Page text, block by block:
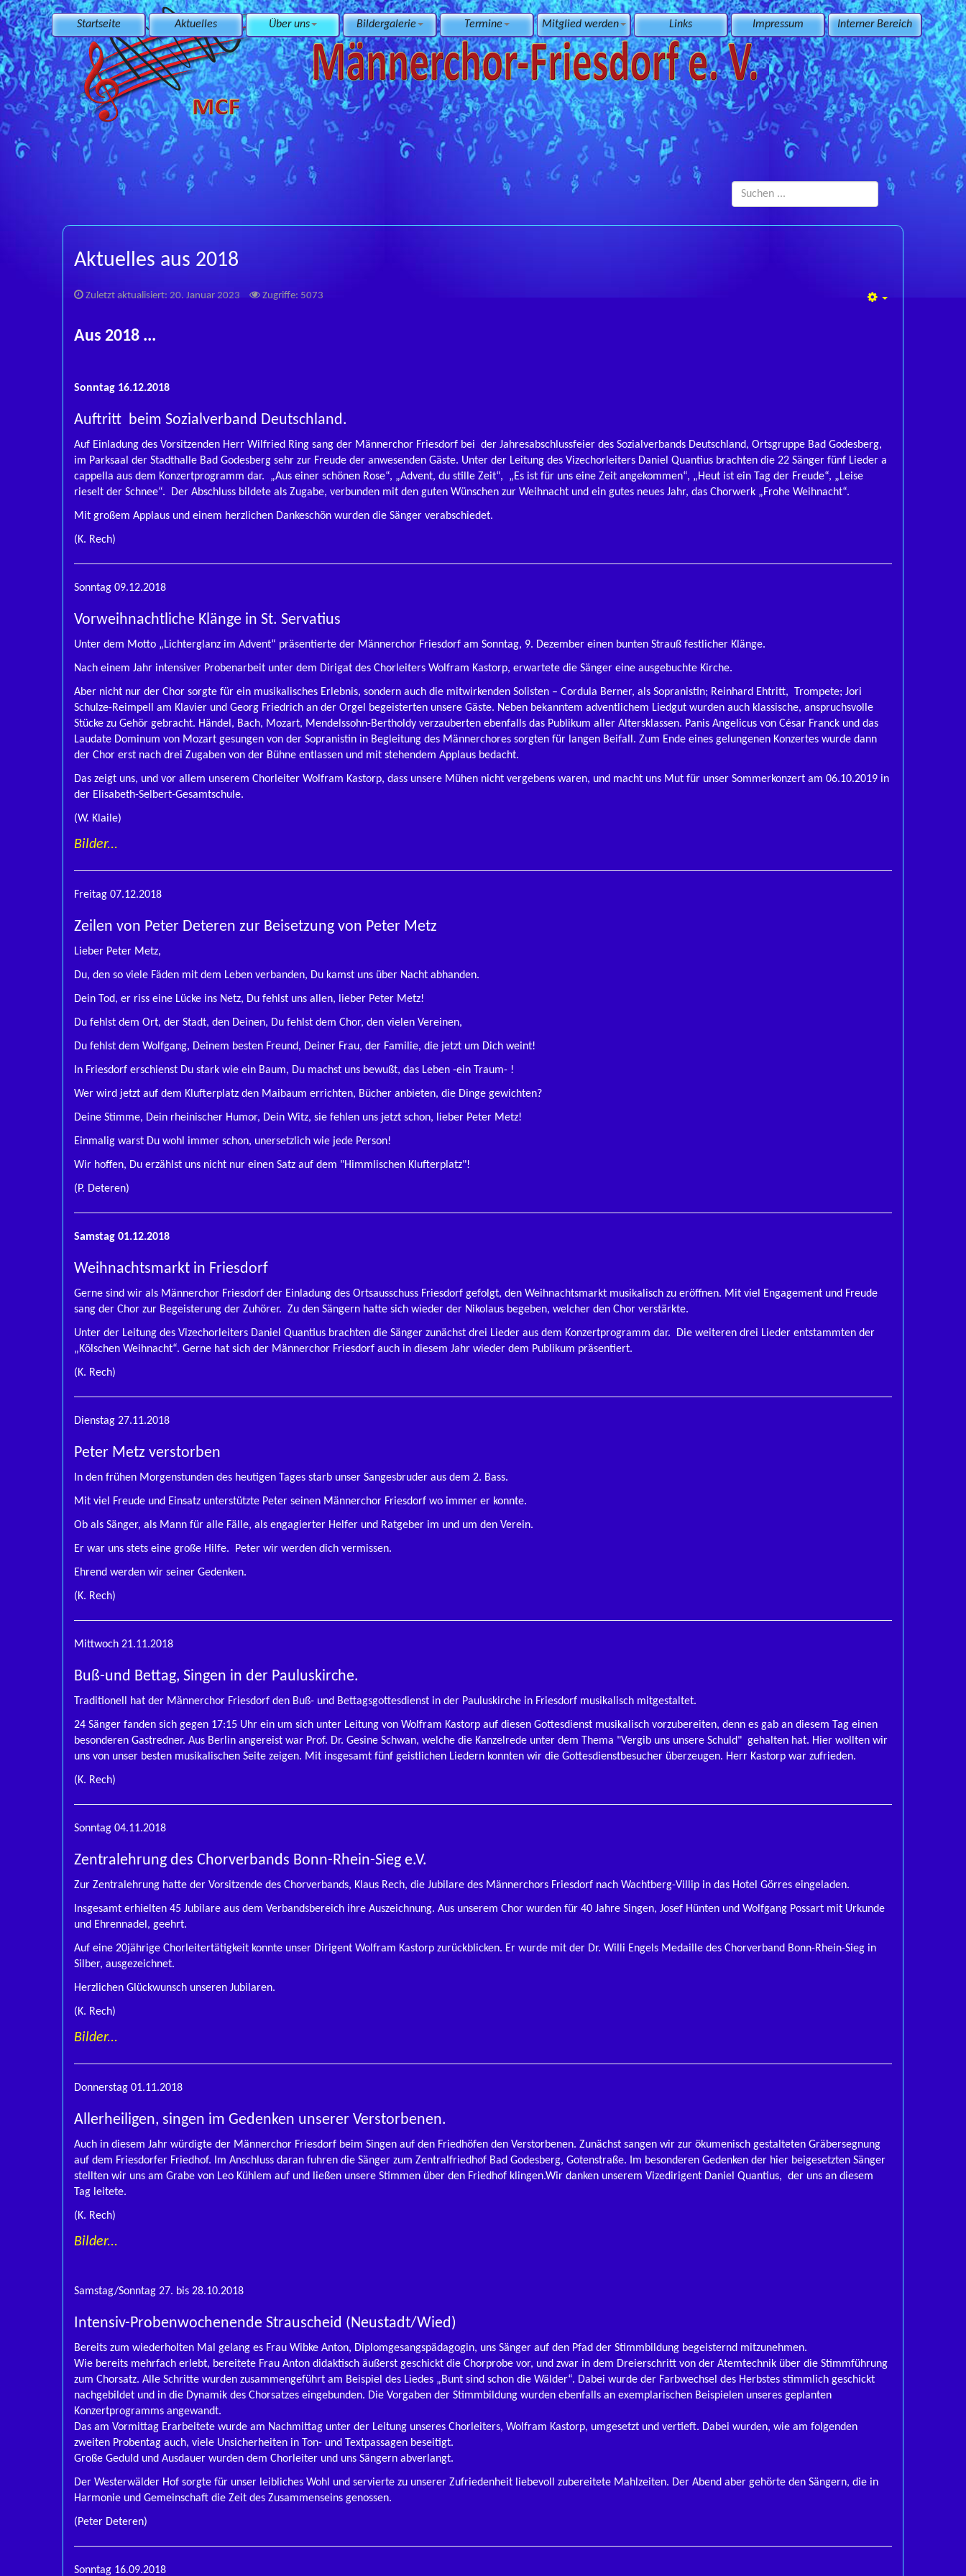
Startseite Aktuelles Über uns Bildergalerie Termine Mitglied werden Links Impressum Interner Bereich
Suchen
...
Aktuelles aus 2018
Zuletzt aktualisiert: 20. Januar 2023 Zugriffe: 5073
Aus 2018 ...
Sonntag 16.12.2018
Auftritt beim Sozialverband Deutschland.
Auf Einladung des Vorsitzenden Herr Wilfried Ring sang der Männerchor Friesdorf bei der Jahresabschlussfeier des Sozialverbands Deutschland, Ortsgruppe Bad Godesberg,
im Parksaal der Stadthalle Bad Godesberg sehr zur Freude der anwesenden Gäste. Unter der Leitung des Vizechorleiters Daniel Quantius brachten die 22 Sänger fünf Lieder a
cappella aus dem Konzertprogramm dar. „Aus einer schönen Rose“, „Advent, du stille Zeit“, „Es ist für uns eine Zeit angekommen“, „Heut ist ein Tag der Freude“, „Leise
rieselt der Schnee“. Der Abschluss bildete als Zugabe, verbunden mit den guten Wünschen zur Weihnacht und ein gutes neues Jahr, das Chorwerk „Frohe Weihnacht“.
Mit großem Applaus und einem herzlichen Dankeschön wurden die Sänger verabschiedet.
(K. Rech)
Sonntag 09.12.2018
Vorweihnachtliche Klänge in St. Servatius
Unter dem Motto „Lichterglanz im Advent“ präsentierte der Männerchor Friesdorf am Sonntag, 9. Dezember einen bunten Strauß festlicher Klänge.
Nach einem Jahr intensiver Probenarbeit unter dem Dirigat des Chorleiters Wolfram Kastorp, erwartete die Sänger eine ausgebuchte Kirche.
Aber nicht nur der Chor sorgte für ein musikalisches Erlebnis, sondern auch die mitwirkenden Solisten – Cordula Berner, als Sopranistin; Reinhard Ehtritt, Trompete; Jori
Schulze-Reimpell am Klavier und Georg Friedrich an der Orgel begeisterten unsere Gäste. Neben bekanntem adventlichem Liedgut wurden auch klassische, anspruchsvolle
Stücke zu Gehör gebracht. Händel, Bach, Mozart, Mendelssohn-Bertholdy verzauberten ebenfalls das Publikum aller Altersklassen. Panis Angelicus von César Franck und das
Laudate Dominum von Mozart gesungen von der Sopranistin in Begleitung des Männerchores sorgten für langen Beifall. Zum Ende eines gelungenen Konzertes wurde dann
der Chor erst nach drei Zugaben von der Bühne entlassen und mit stehendem Applaus bedacht.
Das zeigt uns, und vor allem unserem Chorleiter Wolfram Kastorp, dass unsere Mühen nicht vergebens waren, und macht uns Mut für unser Sommerkonzert am 06.10.2019 in
der Elisabeth-Selbert-Gesamtschule.
(W. Klaile)
Bilder...
Freitag 07.12.2018
Zeilen von Peter Deteren zur Beisetzung von Peter Metz
Lieber Peter Metz,
Du, den so viele Fäden mit dem Leben verbanden, Du kamst uns über Nacht abhanden.
Dein Tod, er riss eine Lücke ins Netz, Du fehlst uns allen, lieber Peter Metz!
Du fehlst dem Ort, der Stadt, den Deinen, Du fehlst dem Chor, den vielen Vereinen,
Du fehlst dem Wolfgang, Deinem besten Freund, Deiner Frau, der Familie, die jetzt um Dich weint!
In Friesdorf erschienst Du stark wie ein Baum, Du machst uns bewußt, das Leben -ein Traum- !
Wer wird jetzt auf dem Klufterplatz den Maibaum errichten, Bücher anbieten, die Dinge gewichten?
Deine Stimme, Dein rheinischer Humor, Dein Witz, sie fehlen uns jetzt schon, lieber Peter Metz!
Einmalig warst Du wohl immer schon, unersetzlich wie jede Person!
Wir hoffen, Du erzählst uns nicht nur einen Satz auf dem "Himmlischen Klufterplatz"!
(P. Deteren)
Samstag 01.12.2018
Weihnachtsmarkt in Friesdorf
Gerne sind wir als Männerchor Friesdorf der Einladung des Ortsausschuss Friesdorf gefolgt, den Weihnachtsmarkt musikalisch zu eröffnen. Mit viel Engagement und Freude
sang der Chor zur Begeisterung der Zuhörer. Zu den Sängern hatte sich wieder der Nikolaus begeben, welcher den Chor verstärkte.
Unter der Leitung des Vizechorleiters Daniel Quantius brachten die Sänger zunächst drei Lieder aus dem Konzertprogramm dar. Die weiteren drei Lieder entstammten der
„Kölschen Weihnacht“. Gerne hat sich der Männerchor Friesdorf auch in diesem Jahr wieder dem Publikum präsentiert.
(K. Rech)
Dienstag 27.11.2018
Peter Metz verstorben
In den frühen Morgenstunden des heutigen Tages starb unser Sangesbruder aus dem 2. Bass.
Mit viel Freude und Einsatz unterstützte Peter seinen Männerchor Friesdorf wo immer er konnte.
Ob als Sänger, als Mann für alle Fälle, als engagierter Helfer und Ratgeber im und um den Verein.
Er war uns stets eine große Hilfe. Peter wir werden dich vermissen.
Ehrend werden wir seiner Gedenken.
(K. Rech)
Mittwoch 21.11.2018
Buß-und Bettag, Singen in der Pauluskirche.
Traditionell hat der Männerchor Friesdorf den Buß- und Bettagsgottesdienst in der Pauluskirche in Friesdorf musikalisch mitgestaltet.
24 Sänger fanden sich gegen 17:15 Uhr ein um sich unter Leitung von Wolfram Kastorp auf diesen Gottesdienst musikalisch vorzubereiten, denn es gab an diesem Tag einen
besonderen Gastredner. Aus Berlin angereist war Prof. Dr. Gesine Schwan, welche die Kanzelrede unter dem Thema "Vergib uns unsere Schuld" gehalten hat. Hier wollten wir
uns von unser besten musikalischen Seite zeigen. Mit insgesamt fünf geistlichen Liedern konnten wir die Gottesdienstbesucher überzeugen. Herr Kastorp war zufrieden.
(K. Rech)
Sonntag 04.11.2018
Zentralehrung des Chorverbands Bonn-Rhein-Sieg e.V.
Zur Zentralehrung hatte der Vorsitzende des Chorverbands, Klaus Rech, die Jubilare des Männerchors Friesdorf nach Wachtberg-Villip in das Hotel Görres eingeladen.
Insgesamt erhielten 45 Jubilare aus dem Verbandsbereich ihre Auszeichnung. Aus unserem Chor wurden für 40 Jahre Singen, Josef Hünten und Wolfgang Possart mit Urkunde
und Ehrennadel, geehrt.
Auf eine 20jährige Chorleitertätigkeit konnte unser Dirigent Wolfram Kastorp zurückblicken. Er wurde mit der Dr. Willi Engels Medaille des Chorverband Bonn-Rhein-Sieg in
Silber, ausgezeichnet.
Herzlichen Glückwunsch unseren Jubilaren.
(K. Rech)
Bilder...
Donnerstag 01.11.2018
Allerheiligen, singen im Gedenken unserer Verstorbenen.
Auch in diesem Jahr würdigte der Männerchor Friesdorf beim Singen auf den Friedhöfen den Verstorbenen. Zunächst sangen wir zur ökumenisch gestalteten Gräbersegnung
auf dem Friesdorfer Friedhof. Im Anschluss daran fuhren die Sänger zum Zentralfriedhof Bad Godesberg, Gotenstraße. Im besonderen Gedenken der hier beigesetzten Sänger
stellten wir uns am Grabe von Leo Kühlem auf und ließen unsere Stimmen über den Friedhof klingen.Wir danken unserem Vizedirigent Daniel Quantius, der uns an diesem
Tag leitete.
(K. Rech)
Bilder...
Samstag/Sonntag 27. bis 28.10.2018
Intensiv-Probenwochenende Strauscheid (Neustadt/Wied)
Bereits zum wiederholten Mal gelang es Frau Wibke Anton, Diplomgesangspädagogin, uns Sänger auf den Pfad der Stimmbildung begeisternd mitzunehmen.
Wie bereits mehrfach erlebt, bereitete Frau Anton didaktisch äußerst geschickt die Chorprobe vor, und zwar in dem Dreierschritt von der Atemtechnik über die Stimmführung
zum Chorsatz. Alle Schritte wurden zusammengeführt am Beispiel des Liedes „Bunt sind schon die Wälder“. Dabei wurde der Farbwechsel des Herbstes stimmlich geschickt
nachgebildet und in die Dynamik des Chorsatzes eingebunden. Die Vorgaben der Stimmbildung wurden ebenfalls an exemplarischen Beispielen unseres geplanten
Konzertprogramms angewandt.
Das am Vormittag Erarbeitete wurde am Nachmittag unter der Leitung unseres Chorleiters, Wolfram Kastorp, umgesetzt und vertieft. Dabei wurden, wie am folgenden
zweiten Probentag auch, viele Unsicherheiten in Ton- und Textpassagen beseitigt.
Große Geduld und Ausdauer wurden dem Chorleiter und uns Sängern abverlangt.
Der Westerwälder Hof sorgte für unser leibliches Wohl und servierte zu unserer Zufriedenheit liebevoll zubereitete Mahlzeiten. Der Abend aber gehörte den Sängern, die in
Harmonie und Gemeinschaft die Zeit des Zusammenseins genossen.
(Peter Deteren)
Sonntag 16.09.2018